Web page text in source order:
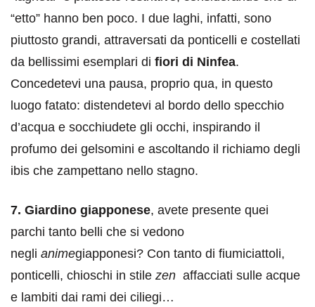
“etto” hanno ben poco. I due laghi, infatti, sono
piuttosto grandi, attraversati da ponticelli e costellati
da bellissimi esemplari di fiori di Ninfea.
Concedetevi una pausa, proprio qua, in questo
luogo fatato: distendetevi al bordo dello specchio
d’acqua e socchiudete gli occhi, inspirando il
profumo dei gelsomini e ascoltando il richiamo degli
ibis che zampettano nello stagno.
7. Giardino giapponese, avete presente quei
parchi tanto belli che si vedono
negli animegiapponesi? Con tanto di fiumiciattoli,
ponticelli, chioschi in stile zen affacciati sulle acque
e lambiti dai rami dei ciliegi…